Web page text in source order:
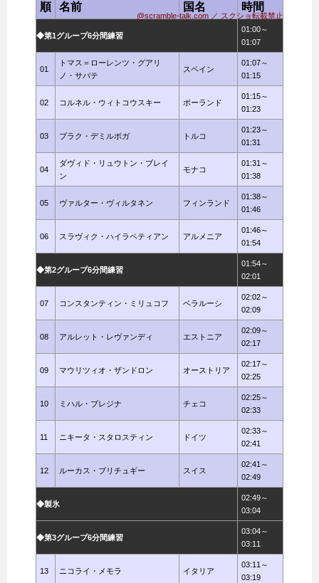
@scramble-talk.com ／ スクショ転載禁止
順 名前 国名 時間
◆第1グループ6分間練習
01:00～
01:07
01
トマス＝ローレンツ・グアリ
ノ・サバテ
スペイン
01:07～
01:15
02 コルネル・ウィトコウスキー ポーランド
01:15～
01:23
03 ブラク・デミルボガ トルコ
01:23～
01:31
04
ダヴィド・リュウトン・ブレイ
ン
モナコ
01:31～
01:38
05 ヴァルター・ヴィルタネン フィンランド
01:38～
01:46
06 スラヴィク・ハイラペティアン アルメニア
01:46～
01:54
◆第2グループ6分間練習
01:54～
02:01
07 コンスタンティン・ミリュコフ ベラルーシ
02:02～
02:09
08 アルレット・レヴァンディ エストニア
02:09～
02:17
09 マウリツィオ・ザンドロン オーストリア
02:17～
02:25
10 ミハル・ブレジナ チェコ
02:25～
02:33
11 ニキータ・スタロスティン ドイツ
02:33～
02:41
12 ルーカス・ブリチュギー スイス
02:41～
02:49
◆製氷
02:49～
03:04
◆第3グループ6分間練習
03:04～
03:11
13 ニコライ・メモラ イタリア
03:11～
03:19